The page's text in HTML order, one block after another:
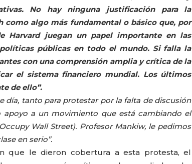
No hay ninguna justificación para la
como algo más fundamental o básico que, por
Harvard juegan un papel importante en las
públicas en todo el mundo. Si falla la
con una comprensión amplia y crítica de la
el sistema financiero mundial. Los últimos
de ello”.
día, tanto para protestar por la falta de discusión
a un movimiento que está cambiando el
Wall Street). Profesor Mankiw, le pedimos
en serio”.
que le dieron cobertura a esta protesta, el